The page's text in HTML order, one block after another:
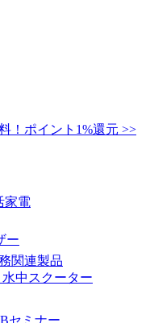
！ポイント1%還元 >>
家電
ー
関連製品
中スクーター
セミナー